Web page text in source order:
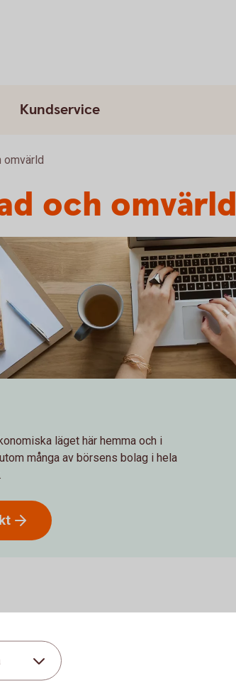
Kundservice
omvärld
och omvärld
läget här hemma och i
många av börsens bolag i hela